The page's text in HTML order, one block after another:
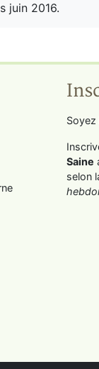
juin 2016.
Soyez
Saine
selon